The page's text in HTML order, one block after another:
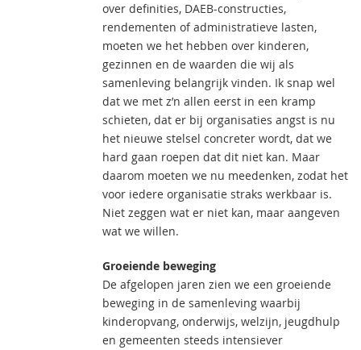
over definities, DAEB-constructies,
rendementen of administratieve lasten,
moeten we het hebben over kinderen,
gezinnen en de waarden die wij als
samenleving belangrijk vinden. Ik snap wel
dat we met z’n allen eerst in een kramp
schieten, dat er bij organisaties angst is nu
het nieuwe stelsel concreter wordt, dat we
hard gaan roepen dat dit niet kan. Maar
daarom moeten we nu meedenken, zodat het
voor iedere organisatie straks werkbaar is.
Niet zeggen wat er niet kan, maar aangeven
wat we willen.
Groeiende beweging
De afgelopen jaren zien we een groeiende
beweging in de samenleving waarbij
kinderopvang, onderwijs, welzijn, jeugdhulp
en gemeenten steeds intensiever